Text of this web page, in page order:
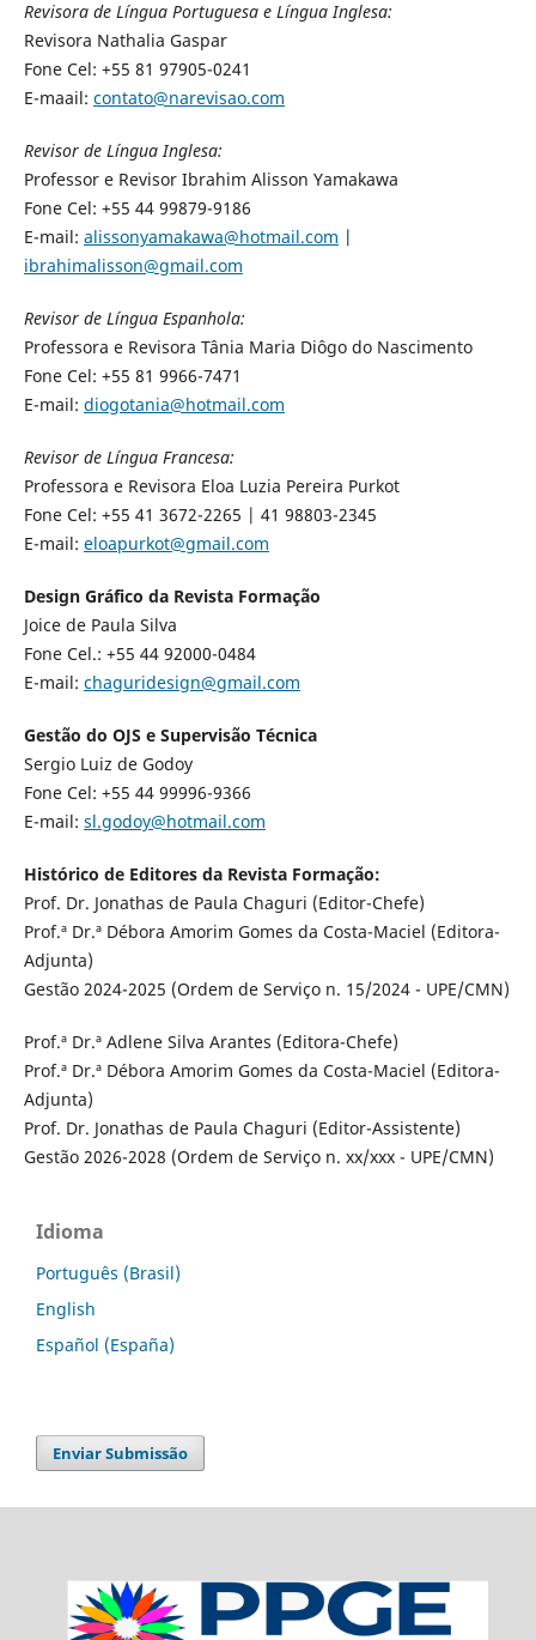
Revisora de Língua Portuguesa e Língua Inglesa:
Revisora Nathalia Gaspar
Fone Cel: +55 81 97905-0241
E-maail: contato@narevisao.com
Revisor de Língua Inglesa:
Professor e Revisor Ibrahim Alisson Yamakawa
Fone Cel: +55 44 99879-9186
E-mail: alissonyamakawa@hotmail.com |
ibrahimalisson@gmail.com
Revisor de Língua Espanhola:
Professora e Revisora Tânia Maria Diôgo do Nascimento
Fone Cel: +55 81 9966-7471
E-mail: diogotania@hotmail.com
Revisor de Língua Francesa:
Professora e Revisora Eloa Luzia Pereira Purkot
Fone Cel: +55 41 3672-2265 | 41 98803-2345
E-mail: eloapurkot@gmail.com
Design Gráfico da Revista Formação
Joice de Paula Silva
Fone Cel.: +55 44 92000-0484
E-mail: chaguridesign@gmail.com
Gestão do OJS e Supervisão Técnica
Sergio Luiz de Godoy
Fone Cel: +55 44 99996-9366
E-mail: sl.godoy@hotmail.com
Histórico de Editores da Revista Formação:
Prof. Dr. Jonathas de Paula Chaguri (Editor-Chefe)
Prof.ª Dr.ª Débora Amorim Gomes da Costa-Maciel (Editora-
Adjunta)
Gestão 2024-2025 (Ordem de Serviço n. 15/2024 - UPE/CMN)
Prof.ª Dr.ª Adlene Silva Arantes (Editora-Chefe)
Prof.ª Dr.ª Débora Amorim Gomes da Costa-Maciel (Editora-
Adjunta)
Prof. Dr. Jonathas de Paula Chaguri (Editor-Assistente)
Gestão 2026-2028 (Ordem de Serviço n. xx/xxx - UPE/CMN)
Idioma
Português (Brasil)
English
Español (España)
Enviar Submissão